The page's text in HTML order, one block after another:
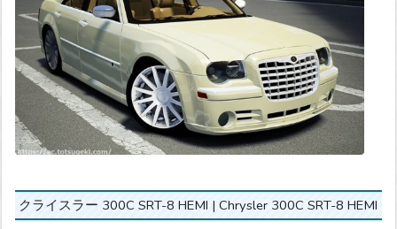
クライスラー 300C SRT-8 HEMI | Chrysler 300C SRT-8 HEMI